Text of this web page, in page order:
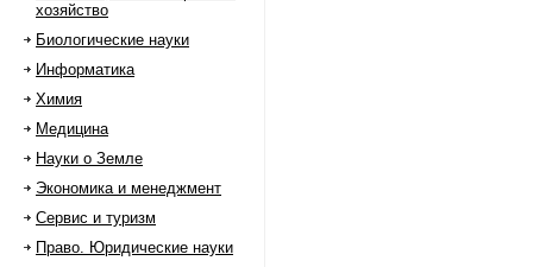
хозяйство
Биологические науки
Информатика
Химия
Медицина
Науки о Земле
Экономика и менеджмент
Сервис и туризм
Право. Юридические науки